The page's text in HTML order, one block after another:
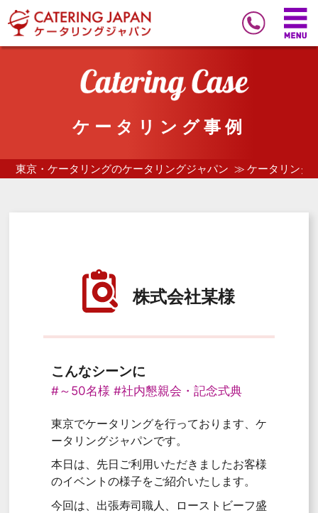
ケータリング事例
東京・ケータリングのケータリングジャパン ケータリング
株式会社某様
こんなシーンに
#～50名様 #社内懇親会・記念式典
東京でケータリングを行っております、ケ
ータリングジャパンです。
本日は、先日ご利用いただきましたお客様
のイベントの様子をご紹介いたします。
今回は、出張寿司職人、ローストビーフ盛